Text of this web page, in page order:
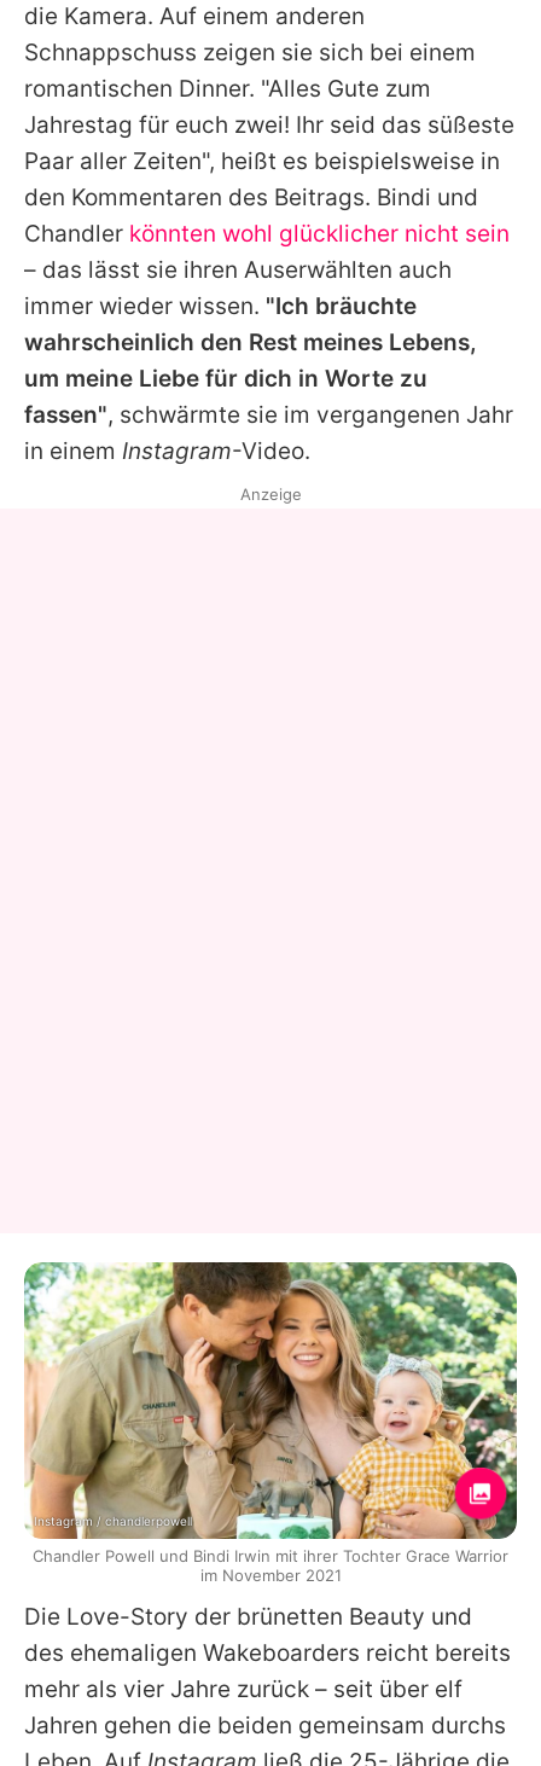
die Kamera. Auf einem anderen
Schnappschuss zeigen sie sich bei einem
romantischen Dinner. "Alles Gute zum
Jahrestag für euch zwei! Ihr seid das süßeste
Paar aller Zeiten", heißt es beispielsweise in
den Kommentaren des Beitrags. Bindi und
Chandler könnten wohl glücklicher nicht sein
– das lässt sie ihren Auserwählten auch
immer wieder wissen. "Ich bräuchte
wahrscheinlich den Rest meines Lebens,
um meine Liebe für dich in Worte zu
fassen", schwärmte sie im vergangenen Jahr
in einem Instagram-Video.
Die Love-Story der brünetten Beauty und
des ehemaligen Wakeboarders reicht bereits
mehr als vier Jahre zurück – seit über elf
Jahren gehen die beiden gemeinsam durchs
Anzeige
Instagram / chandlerpowell
Chandler Powell und Bindi Irwin mit ihrer Tochter Grace Warrior
im November 2021